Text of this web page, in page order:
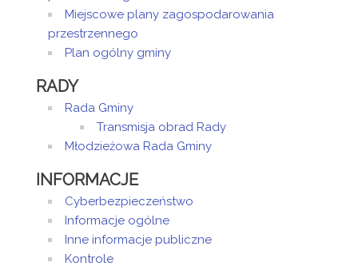
Miejscowe plany zagospodarowania
przestrzennego
Plan ogólny gminy
RADY
Rada Gminy
Transmisja obrad Rady
Młodzieżowa Rada Gminy
INFORMACJE
Cyberbezpieczeństwo
Informacje ogólne
Inne informacje publiczne
Kontrole